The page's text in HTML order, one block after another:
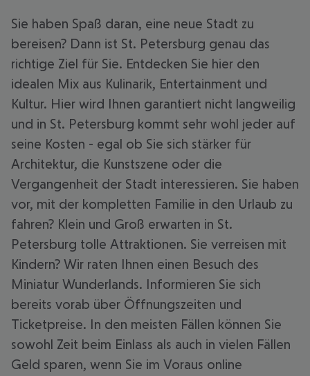
Sie haben Spaß daran, eine neue Stadt zu
bereisen? Dann ist St. Petersburg genau das
richtige Ziel für Sie. Entdecken Sie hier den
idealen Mix aus Kulinarik, Entertainment und
Kultur. Hier wird Ihnen garantiert nicht langweilig
und in St. Petersburg kommt sehr wohl jeder auf
seine Kosten - egal ob Sie sich stärker für
Architektur, die Kunstszene oder die
Vergangenheit der Stadt interessieren. Sie haben
vor, mit der kompletten Familie in den Urlaub zu
fahren? Klein und Groß erwarten in St.
Petersburg tolle Attraktionen. Sie verreisen mit
Kindern? Wir raten Ihnen einen Besuch des
Miniatur Wunderlands. Informieren Sie sich
bereits vorab über Öffnungszeiten und
Ticketpreise. In den meisten Fällen können Sie
sowohl Zeit beim Einlass als auch in vielen Fällen
Geld sparen, wenn Sie im Voraus online